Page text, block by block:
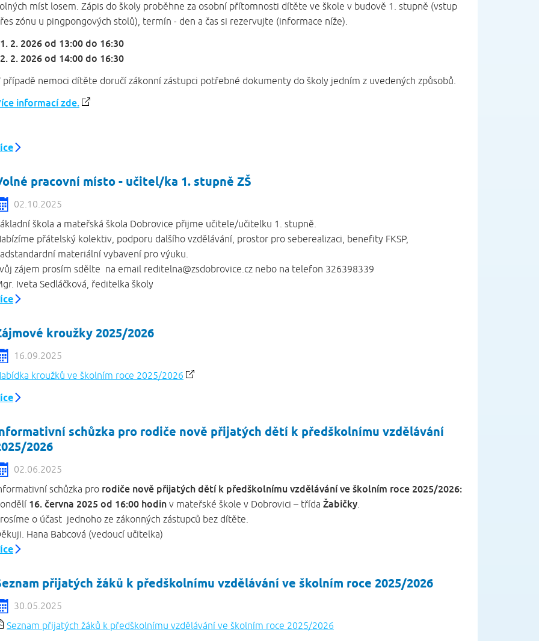
míst losem. Zápis do školy proběhne za osobní přítomnosti dítěte ve škole v budově 1. stupně (vstup
zónu u pingpongových stolů), termín - den a čas si rezervujte (informace níže).
2. 2026 od 13:00 do 16:30
2. 2026 od 14:00 do 16:30
případě nemoci dítěte doručí zákonní zástupci potřebné dokumenty do školy jedním z uvedených způsobů.
informací zde.
pracovní místo - učitel/ka 1. stupně ZŠ
02.10.2025
škola a mateřská škola Dobrovice přijme učitele/učitelku 1. stupně.
přátelský kolektiv, podporu dalšího vzdělávání, prostor pro seberealizaci, benefity FKSP,
materiální vybavení pro výuku.
zájem prosím sdělte na email reditelna@zsdobrovice.cz nebo na telefon 326398339
Iveta Sedláčková, ředitelka školy
kroužky 2025/2026
16.09.2025
kroužků ve školním roce 2025/2026
schůzka pro rodiče nově přijatých dětí k předškolnímu vzdělávání
2026
02.06.2025
schůzka pro rodiče nově přijatých dětí k předškolnímu vzdělávání ve školním roce 2025/2026:
16. června 2025 od 16:00 hodin v mateřské škole v Dobrovici – třída Žabičky
o účast jednoho ze zákonných zástupců bez dítěte.
Hana Babcová (vedoucí učitelka)
přijatých žáků k předškolnímu vzdělávání ve školním roce 2025/2026
30.05.2025
Seznam přijatých žáků k předškolnímu vzdělávání ve školním roce 2025/2026